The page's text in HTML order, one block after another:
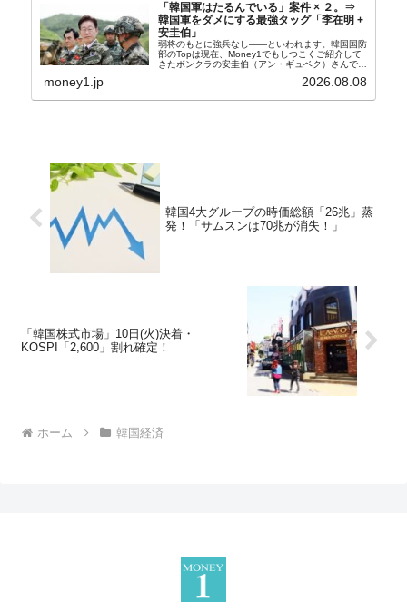
「韓国軍はたるんでいる」案件 × ２。⇒
韓国軍をダメにする最強タッグ「李在明 +
安圭伯」
弱将のもとに強兵なし――といわれます。韓国国防
部のTopは現在、Money1でもしつこくご紹介して
きたボンクラの安圭伯（アン・ギュベク）さんで
さんと「韓国初の文官上がり」の国防部長官安圭伯
money1.jp 2026.08.08
韓国4大グループの時価総額「26兆」蒸
発！「サムスンは70兆が消失！」
「韓国株式市場」10日(火)決着・
KOSPI「2,600」割れ確定！
ホーム 韓国経済